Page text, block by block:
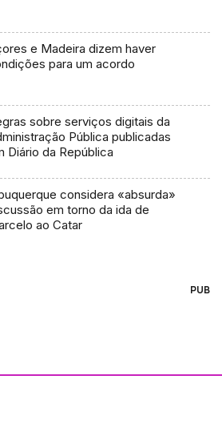
e Madeira dizem haver
para um acordo
sobre serviços digitais da
Pública publicadas
Diário da República
considera «absurda»
em torno da ida de
ao Catar
PUB